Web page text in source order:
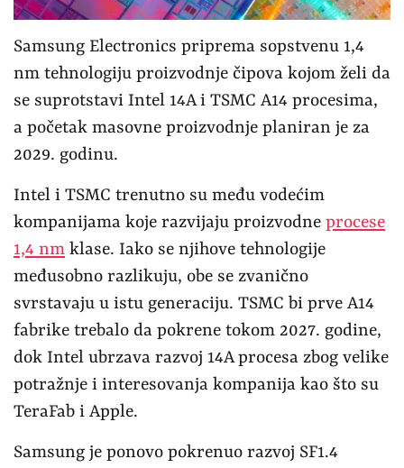
Samsung Electronics priprema sopstvenu 1,4
nm tehnologiju proizvodnje čipova kojom želi da
se suprotstavi Intel 14A i TSMC A14 procesima,
a početak masovne proizvodnje planiran je za
2029. godinu.
Intel i TSMC trenutno su među vodećim
kompanijama koje razvijaju proizvodne procese
1,4 nm klase. Iako se njihove tehnologije
međusobno razlikuju, obe se zvanično
svrstavaju u istu generaciju. TSMC bi prve A14
fabrike trebalo da pokrene tokom 2027. godine,
dok Intel ubrzava razvoj 14A procesa zbog velike
potražnje i interesovanja kompanija kao što su
TeraFab i Apple.
Samsung je ponovo pokrenuo razvoj SF1.4